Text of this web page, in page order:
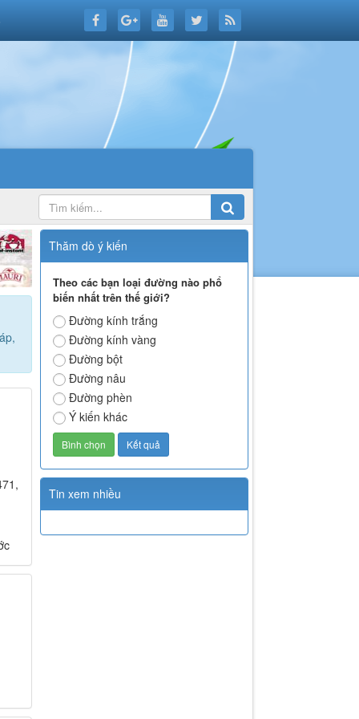
Thăm dò ý kiến
Theo các bạn loại đường nào phổ
biến nhất trên thế giới?
Đường kính trắng
Đường kính vàng
Đường bột
Đường nâu
Đường phèn
Ý kiến khác
Tin xem nhiều